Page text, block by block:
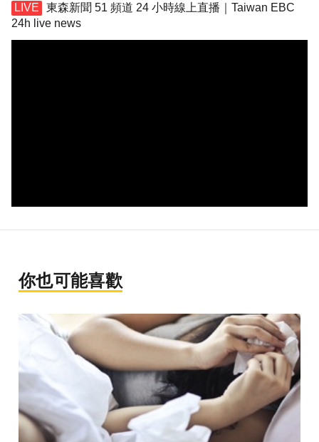
東森新聞 51 頻道 24 小時線上直播｜Taiwan EBC
24h live news
你也可能喜歡